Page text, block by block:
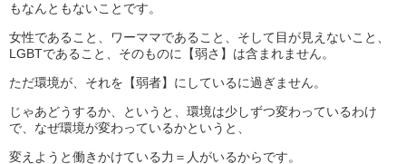
もなんともないことです。
女性であること、ワーママであること、そして目が見えないこと、
LGBTであること、そのものに【弱さ】は含まれません。
ただ環境が、それを【弱者】にしているに過ぎません。
じゃあどうするか、というと、環境は少しずつ変わっているわけ
で、なぜ環境が変わっているかというと、
変えようと働きかけている力＝人がいるからです。